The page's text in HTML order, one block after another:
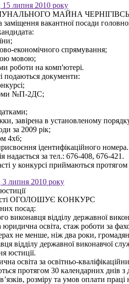
липня 2010 року
МАЙНА
вакантної посади
економічного спрямування;
мовою;
роботи на комп'ютері.
подаються документи:
№П-2ДС;
завірена в установленому порядку,
за 2009 рік;
4х6;
ідентифікаційного номера.
надається за тел.: 676-408, 676-421.
у конкурсі приймаються
липня 2010 року
ОГОЛОШУЄ КОНКУРС
посад:
виконавця відділу державної
освіта, стаж роботи за
не менше, ніж два роки,
відділу державної виконавчої
юстиції.
освіта за освітньо-
протягом 30 календарних днів
розміру та умов оплати праці